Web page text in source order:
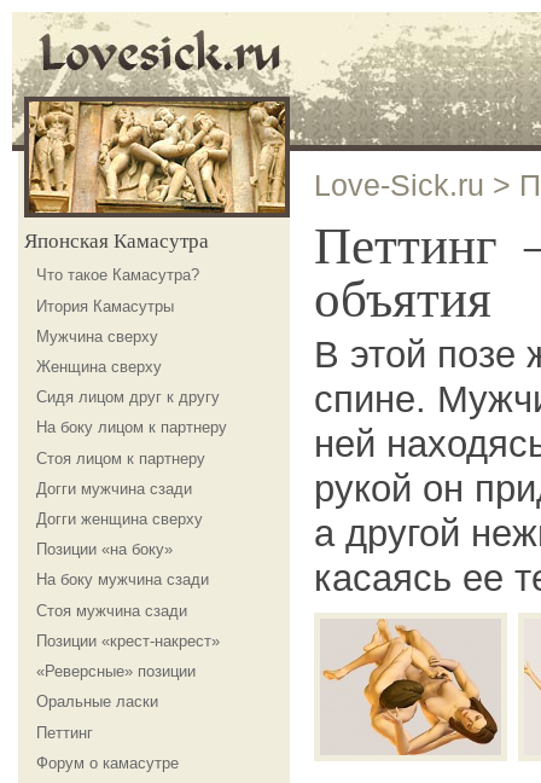
Японская Камасутра
Что такое Камасутра?
Итория Камасутры
Мужчина сверху
Женщина сверху
Сидя лицом друг к другу
На боку лицом к партнеру
Стоя лицом к партнеру
Догги мужчина сзади
Догги женщина сверху
Позиции «на боку»
На боку мужчина сзади
Стоя мужчина сзади
Позиции «крест-накрест»
«Реверсные» позиции
Оральные ласки
Петтинг
Форум о камасутре
Love-Sick.ru >
объятия
В этой позе
спине.
ней
рукой он
а другой
касаясь ее